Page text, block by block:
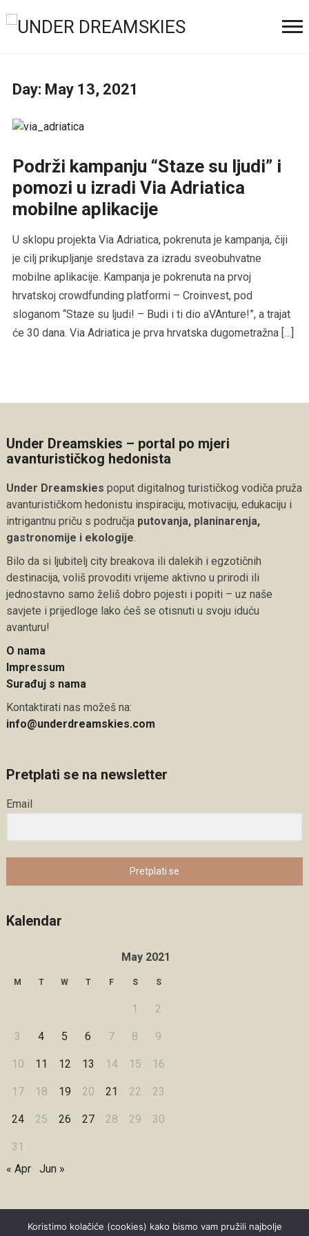
Day: May 13, 2021
Podrži kampanju “Staze su ljudi” i
pomozi u izradi Via Adriatica
mobilne aplikacije
U sklopu projekta Via Adriatica, pokrenuta je kampanja, čiji
je cilj prikupljanje sredstava za izradu sveobuhvatne
mobilne aplikacije. Kampanja je pokrenuta na prvoj
hrvatskoj crowdfunding platformi – Croinvest, pod
sloganom “Staze su ljudi! – Budi i ti dio aVAnture!”, a trajat
će 30 dana. Via Adriatica je prva hrvatska dugometražna […]
Under Dreamskies – portal po mjeri
avanturističkog hedonista
Under Dreamskies poput digitalnog turističkog vodiča pruža
avanturističkom hedonistu inspiraciju, motivaciju, edukaciju i
intrigantnu priču s područja putovanja, planinarenja,
gastronomije i ekologije.
Bilo da si ljubitelj city breakova ili dalekih i egzotičnih
destinacija, voliš provoditi vrijeme aktivno u prirodi ili
jednostavno samo želiš dobro pojesti i popiti – uz naše
savjete i prijedloge lako ćeš se otisnuti u svoju iduću
avanturu!
O nama
Impressum
Surađuj s nama
Kontaktirati nas možeš na:
info@underdreamskies.com
Pretplati se na newsletter
Email
Pretplati se
Kalendar
May 2021
M T W T F S S
1 2
3 4 5 6 7 8 9
10 11 12 13 14 15 16
17 18 19 20 21 22 23
24 25 26 27 28 29 30
31
« Apr
Jun »
Koristimo kolačiće (cookies) kako bismo vam pružili najbolje